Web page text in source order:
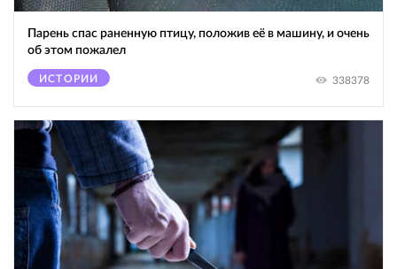
Парень спас раненную птицу, положив её в машину, и очень
об этом пожалел
ИСТОРИИ 338378